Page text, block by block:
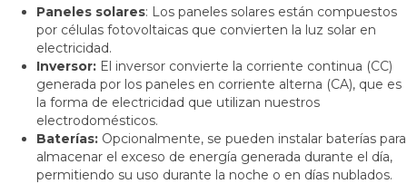
Paneles solares: Los paneles solares están compuestos
por células fotovoltaicas que convierten la luz solar en
electricidad.
Inversor: El inversor convierte la corriente continua (CC)
generada por los paneles en corriente alterna (CA), que es
la forma de electricidad que utilizan nuestros
electrodomésticos.
Baterías: Opcionalmente, se pueden instalar baterías para
almacenar el exceso de energía generada durante el día,
permitiendo su uso durante la noche o en días nublados.